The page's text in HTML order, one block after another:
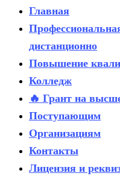
Главная
дистанционно
Повышение
Колледж
🔥 Грант на
Поступающим
Организациям
Контакты
Лицензия и